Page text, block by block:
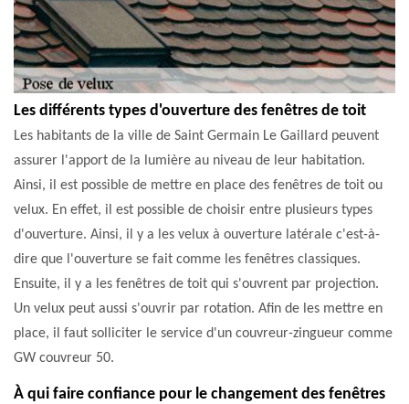
Les différents types d'ouverture des fenêtres de toit
Les habitants de la ville de Saint Germain Le Gaillard peuvent
assurer l'apport de la lumière au niveau de leur habitation.
Ainsi, il est possible de mettre en place des fenêtres de toit ou
velux. En effet, il est possible de choisir entre plusieurs types
d'ouverture. Ainsi, il y a les velux à ouverture latérale c'est-à-
dire que l'ouverture se fait comme les fenêtres classiques.
Ensuite, il y a les fenêtres de toit qui s'ouvrent par projection.
Un velux peut aussi s'ouvrir par rotation. Afin de les mettre en
place, il faut solliciter le service d'un couvreur-zingueur comme
GW couvreur 50.
À qui faire confiance pour le changement des fenêtres